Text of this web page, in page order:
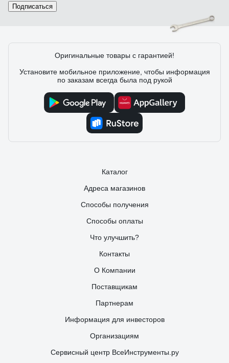
Качество, цена
Подписаться
Оригинальные товары с гарантией!
Установите мобильное приложение, чтобы информация
по заказам всегда была под рукой
Каталог
Адреса магазинов
Способы получения
Способы оплаты
Что улучшить?
Контакты
О Компании
Поставщикам
Партнерам
Информация для инвесторов
Организациям
Сервисный центр ВсеИнструменты.ру